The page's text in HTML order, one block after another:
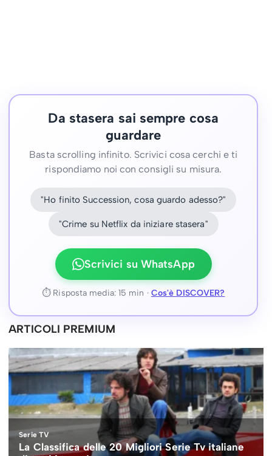
Da stasera sai sempre cosa
guardare
Basta scrolling infinito. Scrivici cosa cerchi e ti
rispondiamo noi con consigli su misura.
"Ho finito Succession, cosa guardo adesso?"
"Crime su Netflix da iniziare stasera"
Scrivici su WhatsApp
⏱ Risposta media: 15 min · Cos'è DISCOVER?
ARTICOLI PREMIUM